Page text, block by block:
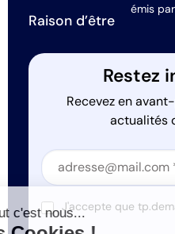
Raison d’être
émis
Restez
Recevez en
actualités
Section
Section
J'accepte que
Salut c'est nous...